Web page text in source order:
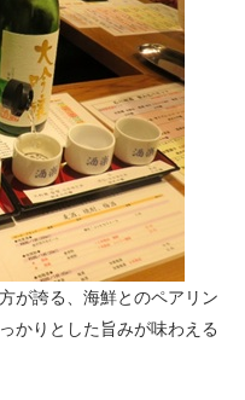
が誇る、海鮮とのペアリン
かりとした旨みが味わえる